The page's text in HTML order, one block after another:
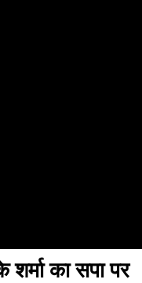
का सपा पर